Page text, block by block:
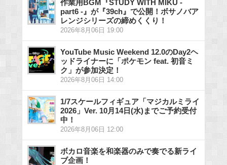
作業用BGM『STUDY WITH MIKU -
part6 -』が『39ch』で公開！ボサノバア
レンジシリーズの締めくくり！
2026年8月06日 19:00
YouTube Music Weekend 12.0のDay2ヘ
ッドライナーに「ポケモン feat. 初音ミ
ク」が参加決定！
2026年8月06日 14:00
1/7スケールフィギュア「マジカルミライ
2026」Ver. 10月14日(水)までご予約受付
中！
2026年8月06日 12:00
ボカロ音楽を和楽器のみで奏でる新ライ
ブ企画！